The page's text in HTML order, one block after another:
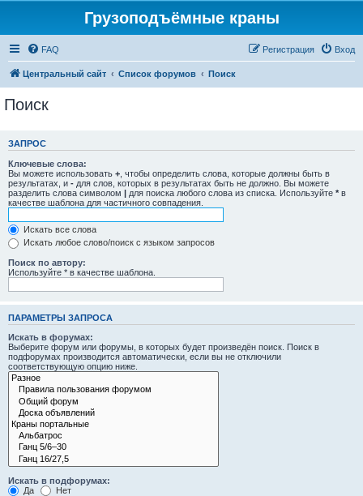
Грузоподъёмные краны
FAQ Вход
Регистрация
Центральный сайт Список форумов Поиск
Поиск
ЗАПРОС
Ключевые слова:
Вы можете использовать + , чтобы определить слова, которые должны быть в
результатах, и - для слов, которых в результатах быть не должно. Вы можете
разделить слова символом | для поиска любого слова из списка. Используйте * в
качестве шаблона для частичного совпадения.
Искать все слова
Искать любое слово/поиск с языком запросов
Поиск по автору:
Используйте * в качестве шаблона.
ПАРАМЕТРЫ ЗАПРОСА
Искать в форумах:
Выберите форум или форумы, в которых будет произведён поиск. Поиск в
подфорумах производится автоматически, если вы не отключили
соответствующую опцию ниже.
Искать в подфорумах:
Да
Нет